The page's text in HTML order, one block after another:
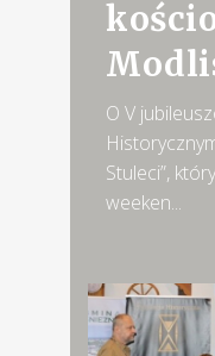
O V
Stuleci”,
weeken...